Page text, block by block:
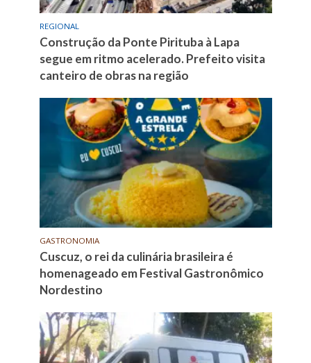
REGIONAL
Construção da Ponte Pirituba à Lapa
segue em ritmo acelerado. Prefeito visita
canteiro de obras na região
GASTRONOMIA
Cuscuz, o rei da culinária brasileira é
homenageado em Festival Gastronômico
Nordestino